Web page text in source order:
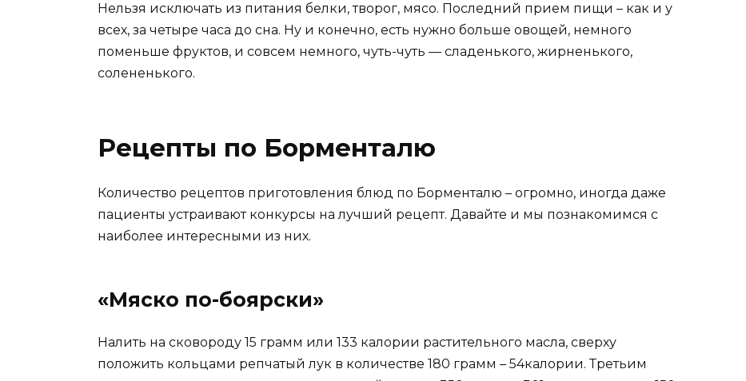
Нельзя исключать из питания белки, творог, мясо. Последний прием пищи – как и у
всех, за четыре часа до сна. Ну и конечно, есть нужно больше овощей, немного
поменьше фруктов, и совсем немного, чуть-чуть — сладенького, жирненького,
солененького.
Рецепты по Борменталю
Количество рецептов приготовления блюд по Борменталю – огромно, иногда даже
пациенты устраивают конкурсы на лучший рецепт. Давайте и мы познакомимся с
наиболее интересными из них.
«Мяско по-боярски»
Налить на сковороду 15 грамм или 133 калории растительного масла, сверху
положить кольцами репчатый лук в количестве 180 грамм – 54калории. Третьим